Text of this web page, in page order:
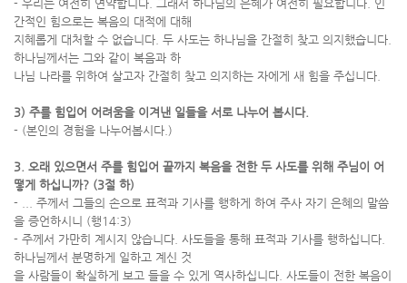
- 우리는 여전히 연약합니다. 그래서 하나님의 은혜가 여전히 필요합니다. 인
간적인 힘으로는 복음의 대적에 대해
지혜롭게 대처할 수 없습니다. 두 사도는 하나님을 간절히 찾고 의지했습니다.
하나님께서는 그와 같이 복음과 하
나님 나라를 위하여 살고자 간절히 찾고 의지하는 자에게 새 힘을 주십니다.
3) 주를 힘입어 어려움을 이겨낸 일들을 서로 나누어 봅시다.
- (본인의 경험을 나누어봅시다.)
3. 오래 있으면서 주를 힘입어 끝까지 복음을 전한 두 사도를 위해 주님이 어
떻게 하십니까? (3절 하)
- ... 주께서 그들의 손으로 표적과 기사를 행하게 하여 주사 자기 은혜의 말씀
을 증언하시니 (행14:3)
- 주께서 가만히 계시지 않습니다. 사도들을 통해 표적과 기사를 행하십니다.
하나님께서 분명하게 일하고 계신 것
을 사람들이 확실하게 보고 들을 수 있게 역사하십니다. 사도들이 전한 복음이